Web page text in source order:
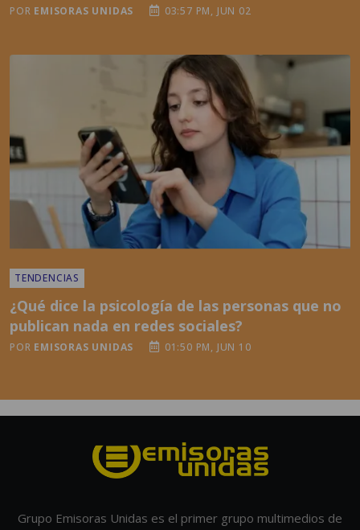
POR EMISORAS UNIDAS 03:57 PM, JUN 02
TENDENCIAS
¿Qué dice la psicología de las personas que no
publican nada en redes sociales?
POR EMISORAS UNIDAS 01:50 PM, JUN 10
Grupo Emisoras Unidas es el primer grupo multimedios de